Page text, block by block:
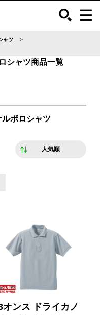
ャツ
シャツ商品一覧
ポロシャツ
人気順
オンス ドライカノ